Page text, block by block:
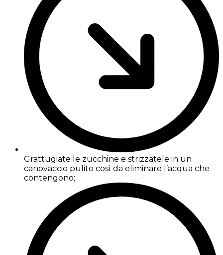
Grattugiate le zucchine e strizzatele in un
canovaccio pulito così da eliminare l’acqua che
contengono;